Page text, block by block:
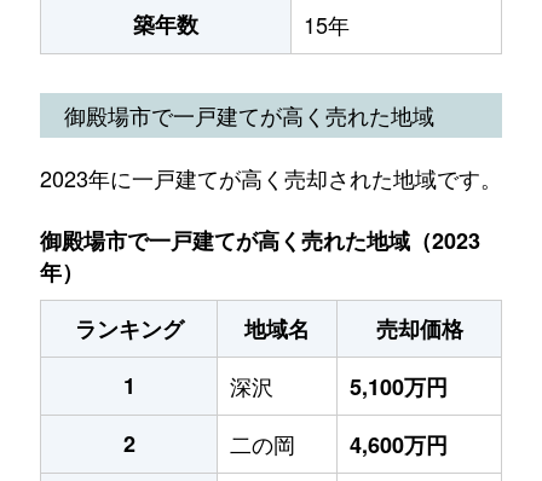
築年数 15年
御殿場市で一戸建てが高く売れた地域
2023年に一戸建てが高く売却された地域です。
御殿場市で一戸建てが高く売れた地域（2023
年）
ランキング
地域名
売却価格
1
深沢
5,100万円
2
二の岡
4,600万円